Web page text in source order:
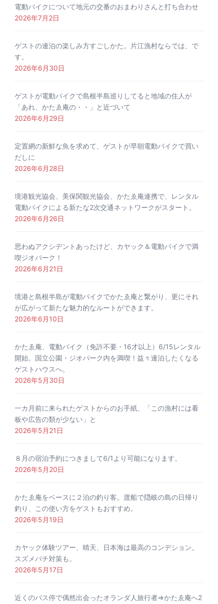
電動バイクについて地元の交番のおまわりさんと打ち合わせ
2026年7月2日
ゲストの連泊の楽しみ方すごしかた。片江漁村ならでは、で
す。
2026年6月30日
ゲストが電動バイクで島根半島巡りしてると地域の住人が
「あれ、かたゑ庵の・・」と近づいて
2026年6月29日
定置網の新鮮な魚を求めて、ゲストが早朝電動バイクで買い
だしに
2026年6月28日
境港観光協会、美保関観光協会、かたゑ庵連携で、レンタル
電動バイクによる新たな2次交通ネットワークがスタート。
2026年6月26日
思わぬアクシデントあったけど、カヤック＆電動バイクで満
喫ジオパーク！
2026年6月21日
境港と島根半島が電動バイクでかたゑ庵と繋がり、更にそれ
が広がって新たな魅力的なルートができます。
2026年6月10日
かたゑ庵、電動バイク（免許不要・16才以上）6/15レンタル
開始。国立公園・ジオパーク内を満喫！益々連泊したくなる
ゲストハウスへ。
2026年5月30日
一カ月前に来られたゲストからのお手紙、「この漁村には看
板や広告の類が少ない」と
2026年5月21日
８月の宿泊予約につきまして6/1より可能になります。
2026年5月20日
かたゑ庵をベースに２泊の釣り客。渡船で隠岐の島の日帰り
釣り、この使い方をゲストもおすすめ。
2026年5月19日
カヤック体験ツアー、晴天、日本海は最高のコンデション。
スズメバチ対策も。
2026年5月17日
近くのバス停で偶然出会ったオランダ人旅行者⇒かたゑ庵へ2